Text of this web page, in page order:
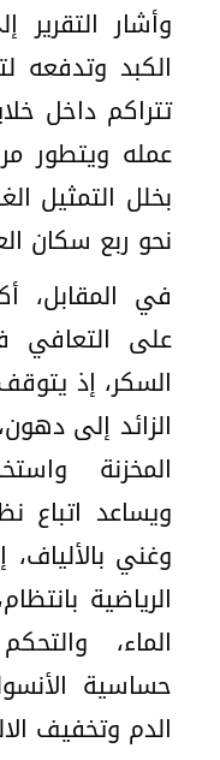
وأشار
الكبد وتدفعه
تتراكم داخل
عمله ويتطور
بخلل التمثيل
نحو ربع سكان
في المقابل،
على التعافي
السكر، إذ
الزائد إلى
المخزنة
ويساعد اتباع
وغني
الرياضية
الماء،
حساسية
الدم وتخفيف